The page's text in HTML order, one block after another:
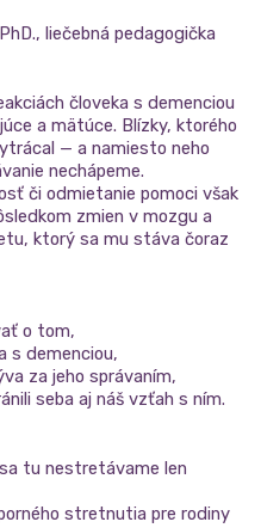
liečebná pedagogička
človeka s demenciou
a mätúce. Blízky, ktorého
— a namiesto neho
nechápeme.
či odmietanie pomoci však
zmien v mozgu a
ktorý sa mu stáva čoraz
o tom,
s demenciou,
za jeho správaním,
seba aj náš vzťah s ním.
tu nestretávame len
stretnutia pre rodiny